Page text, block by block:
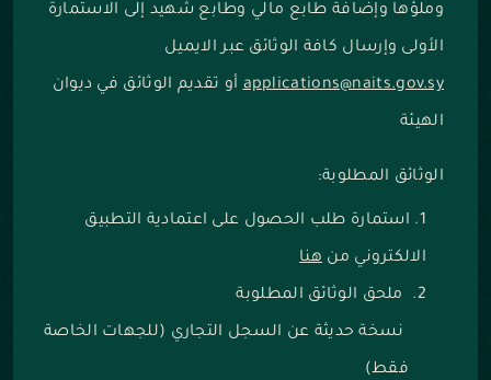
وملؤها وإضافة طابع مالي وطابع شهيد إلى الاستمارة
الأولى وإرسال كافة الوثائق عبر الايميل
applications@naits.gov.syأو تقديم الوثائق في ديوان
الهيئة
الوثائق المطلوبة:
استمارة طلب الحصول على اعتمادية التطبيق
الالكتروني من هنا
ملحق الوثائق المطلوبة
نسخة حديثة عن السجل التجاري (للجهات الخاصة
فقط)